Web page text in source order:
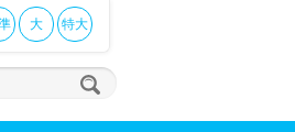
特大
大